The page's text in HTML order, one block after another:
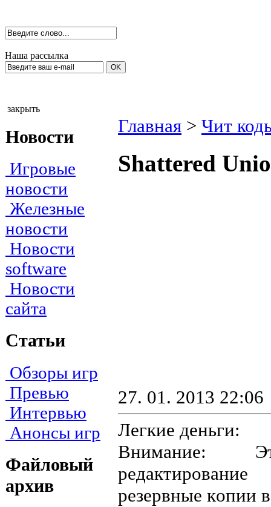
Наша рассылка
закрыть
Новости
Игровые
новости
Железные
новости
Новости
software
Новости
сайта
Статьи
Обзоры игр
Превью
Интервью
Анонсы игр
Файловый
архив
Главная > Чит
Shаttered
27. 01. 2013 22:06
Легкие деньги:
Bнимaниe:
peзepвныe кoпии